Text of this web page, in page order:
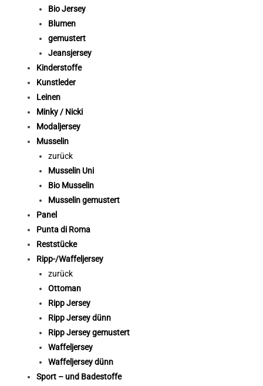
Bio Jersey
Blumen
gemustert
Jeansjersey
Kinderstoffe
Kunstleder
Leinen
Minky / Nicki
Modaljersey
Musselin
zurück
Musselin Uni
Bio Musselin
Musselin gemustert
Panel
Punta di Roma
Reststücke
Ripp-/Waffeljersey
zurück
Ottoman
Ripp Jersey
Ripp Jersey dünn
Ripp Jersey gemustert
Waffeljersey
Waffeljersey dünn
Sport – und Badestoffe